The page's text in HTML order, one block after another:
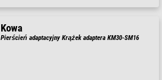
Kowa
Pierścień adaptacyjny Krążek adaptera KM30-SM16